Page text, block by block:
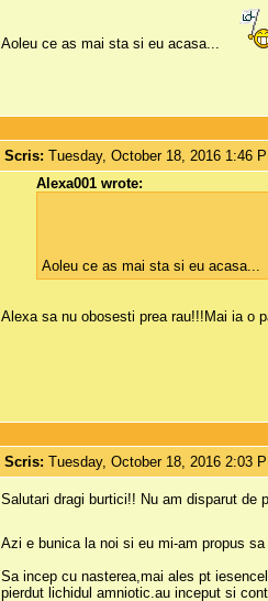
Aoleu ce as mai sta si eu acasa...
Scris:Tuesday, October 18, 2016 1:46
Alexa001 wrote:
Aoleu ce as mai sta si eu acasa...
Alexa sa nu obosesti prea rau!!!Mai ia o
Scris:Tuesday, October 18, 2016 2:03
Salutari dragi burtici!! Nu am disparut de
Azi e bunica la noi si eu mi-am propus
Sa incep cu nasterea,mai ales pt
pierdut lichidul amniotic.au inceput si